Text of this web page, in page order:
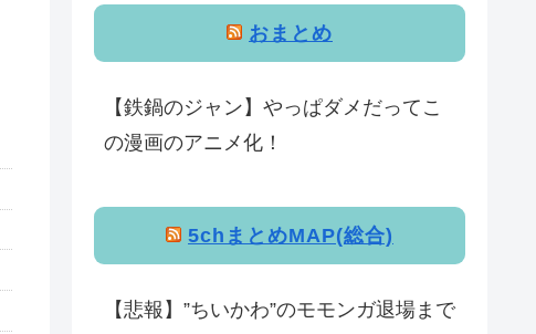
おまとめ
【鉄鍋のジャン】やっぱダメだってこ
の漫画のアニメ化！
5chまとめMAP(総合)
【悲報】”ちいかわ”のモモンガ退場まで